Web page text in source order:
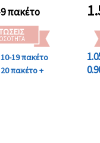
πακέτο
10-19 πακέτο
20 πακέτο +